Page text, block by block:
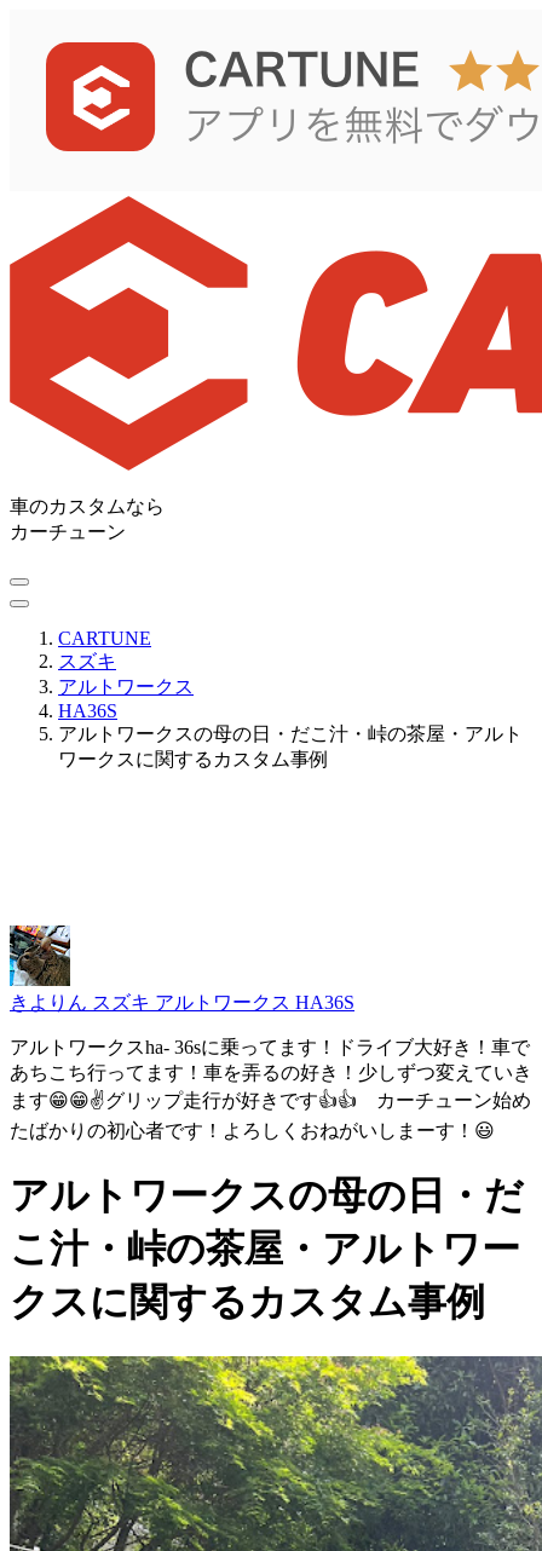
車のカスタムなら
カーチューン
CARTUNE
スズキ
アルトワークス
HA36S
アルトワークスの母の日・だこ汁・峠の茶屋・アルト
ワークスに関するカスタム事例
きよりん スズキ アルトワークス HA36S
アルトワークスha- 36sに乗ってます！ドライブ大好き！車で
あちこち行ってます！車を弄るの好き！少しずつ変えていき
ます😁😁✌️グリップ走行が好きです👍👍 カーチューン始め
たばかりの初心者です！よろしくおねがいしまーす！😃
アルトワークスの母の日・だ
こ汁・峠の茶屋・アルトワー
クスに関するカスタム事例